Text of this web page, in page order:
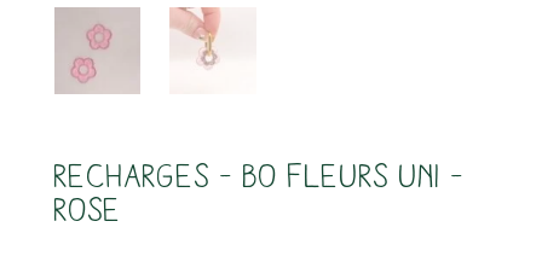
Recharges – BO Fleurs uni –
Rose